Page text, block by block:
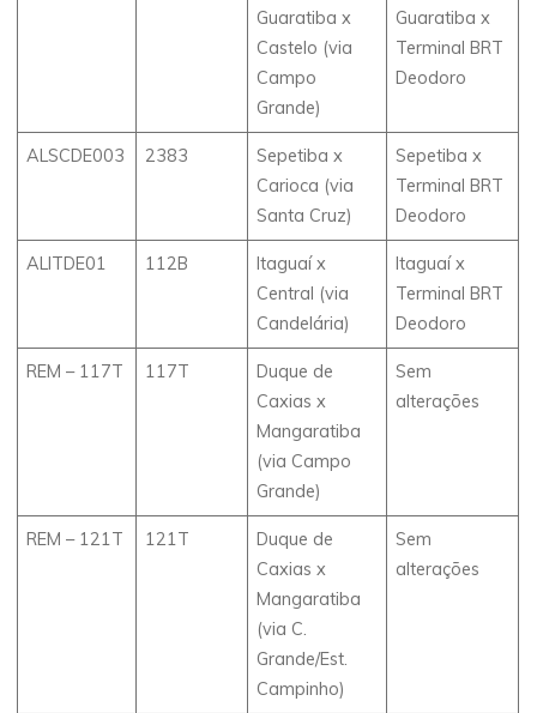
Guaratiba x
Castelo (via
Campo
Grande)
Guaratiba x
Terminal BRT
Deodoro
ALSCDE003 2383
Sepetiba x
Carioca (via
Santa Cruz)
Sepetiba x
Terminal BRT
Deodoro
ALITDE01 112B
Itaguaí x
Central (via
Candelária)
Itaguaí x
Terminal BRT
Deodoro
REM – 117T 117T
Duque de
Caxias x
Mangaratiba
(via Campo
Grande)
Sem
alterações
REM – 121T 121T
Duque de
Caxias x
Mangaratiba
(via C.
Grande/Est.
Campinho)
Sem
alterações